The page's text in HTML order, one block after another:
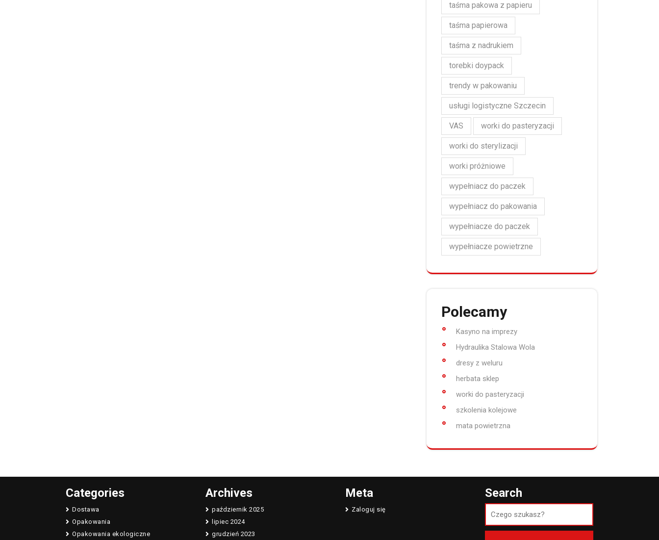
taśma pakowa z papieru
taśma papierowa
taśma z nadrukiem
torebki doypack
trendy w pakowaniu
usługi logistyczne Szczecin
VAS worki do pasteryzacji
worki do sterylizacji
worki próżniowe
wypełniacz do paczek
wypełniacz do pakowania
wypełniacze do paczek
wypełniacze powietrzne
Polecamy
Kasyno na imprezy
Hydraulika Stalowa Wola
dresy z weluru
herbata sklep
worki do pasteryzacji
szkolenia kolejowe
mata powietrzna
Categories
Dostawa
Opakowania
Opakowania ekologiczne
Archives
październik 2025
lipiec 2024
grudzień 2023
Meta
Zaloguj się
Search